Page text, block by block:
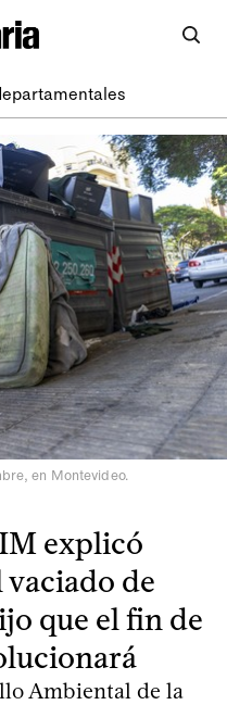
en Montevideo.
explicó
vaciado de
que el fin de
Ambiental de la